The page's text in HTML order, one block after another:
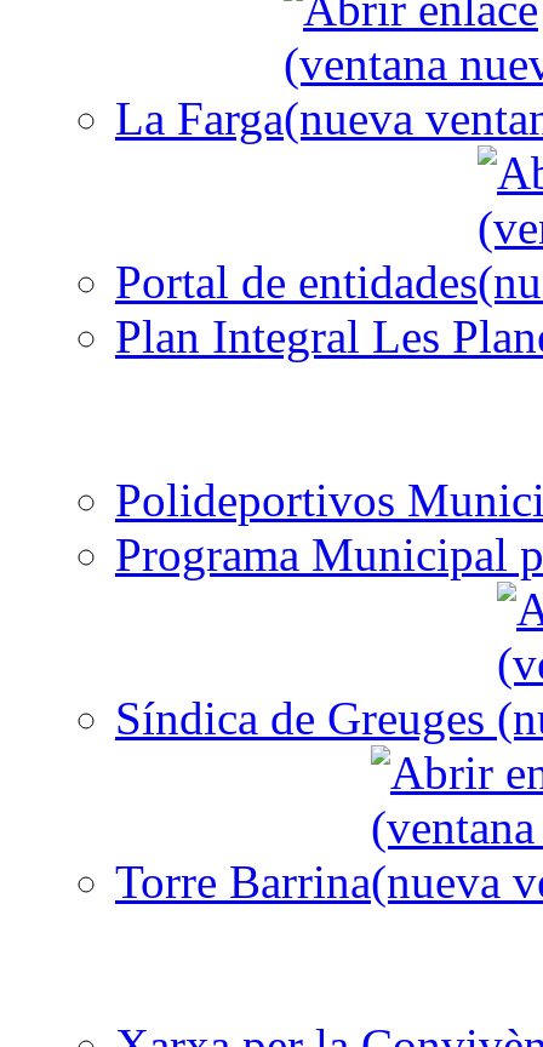
La Farga
Portal de entidades
Plan Integral Les
Polideportivos
Programa Municipal
Síndica de Greuges
Torre Barrina